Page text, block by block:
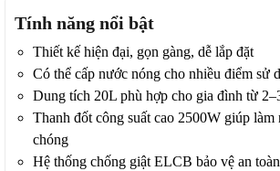
Tính năng nổi bật
Thiết kế hiện đại, gọn gàng, dễ lắp đặt
Có thể cấp nước nóng cho nhiều điểm sử
Dung tích 20L phù hợp cho gia đình từ
Thanh đốt công suất cao 2500W giúp làm
chóng
Hệ thống chống giật ELCB bảo vệ an